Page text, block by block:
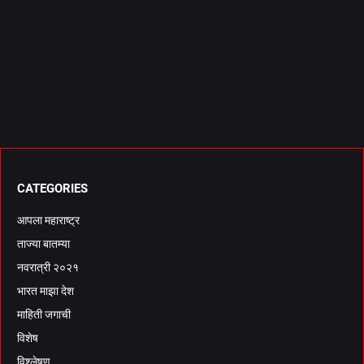
CATEGORIES
आपला महाराष्ट्र
ताज्या बातम्या
नवरात्री २०२१
भारत माझा देश
माहिती जगाची
विशेष